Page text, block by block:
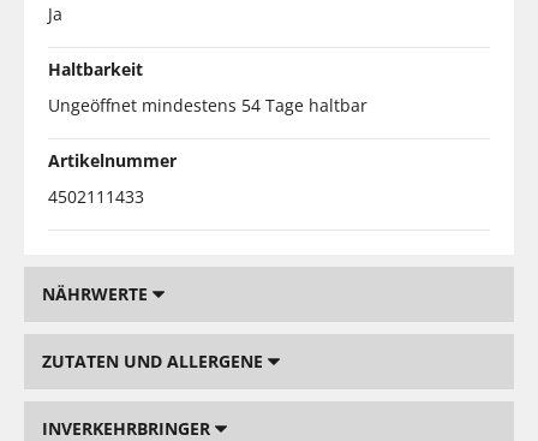
Ja
Haltbarkeit
Ungeöffnet mindestens 54 Tage haltbar
Artikelnummer
4502111433
NÄHRWERTE
ZUTATEN UND ALLERGENE
INVERKEHRBRINGER